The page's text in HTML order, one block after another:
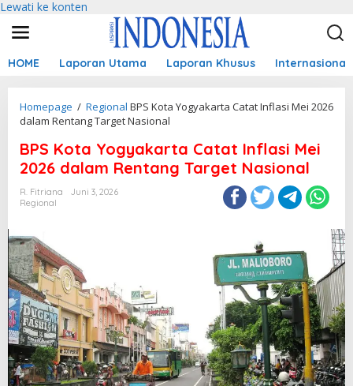
Lewati ke konten
HOME Laporan Utama Laporan Khusus Internasional
Homepage / Regional BPS Kota Yogyakarta Catat Inflasi Mei 2026
dalam Rentang Target Nasional
BPS Kota Yogyakarta Catat Inflasi Mei
2026 dalam Rentang Target Nasional
R. Fitriana
Juni 3, 2026
Regional